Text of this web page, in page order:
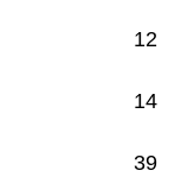
12
14
39